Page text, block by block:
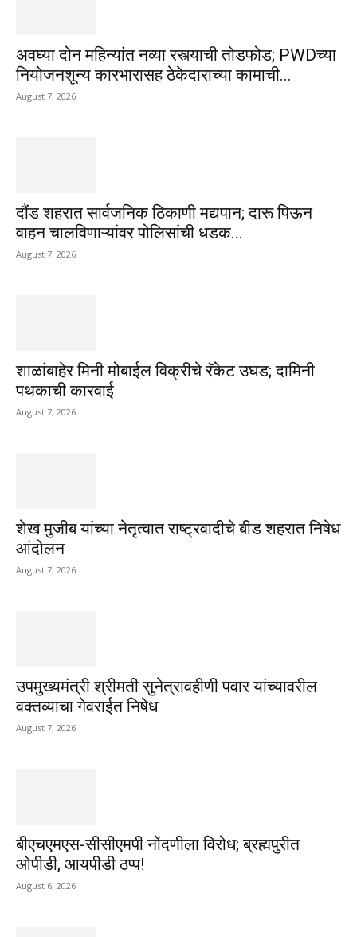
अवघ्या दोन महिन्यांत नव्या रस्त्याची तोडफोड; PWDच्या
नियोजनशून्य कारभारासह ठेकेदाराच्या कामाची...
August 7, 2026
दौंड शहरात सार्वजनिक ठिकाणी मद्यपान; दारू पिऊन
वाहन चालविणाऱ्यांवर पोलिसांची धडक...
August 7, 2026
शाळांबाहेर मिनी मोबाईल विक्रीचे रॅकेट उघड; दामिनी
पथकाची कारवाई
August 7, 2026
शेख मुजीब यांच्या नेतृत्वात राष्ट्रवादीचे बीड शहरात निषेध
आंदोलन
August 7, 2026
उपमुख्यमंत्री श्रीमती सुनेत्रावहीणी पवार यांच्यावरील
वक्तव्याचा गेवराईत निषेध
August 7, 2026
बीएचएमएस-सीसीएमपी नोंदणीला विरोध; ब्रह्मपुरीत
ओपीडी, आयपीडी ठप्प!
August 6, 2026